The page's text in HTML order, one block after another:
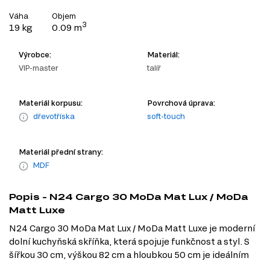
Váha
19 kg
Objem
0.09 m3
Výrobce:
VIP-master
Materiál:
talíř
Materiál korpusu:
dřevotříska
Povrchová úprava:
soft-touch
Materiál přední strany:
MDF
Popis - N24 Cargo 30 MoDa Mat Lux / MoDa
Matt Luxe
N24 Cargo 30 MoDa Mat Lux / MoDa Matt Luxe je moderní
dolní kuchyňská skříňka, která spojuje funkčnost a styl. S
šířkou 30 cm, výškou 82 cm a hloubkou 50 cm je ideálním